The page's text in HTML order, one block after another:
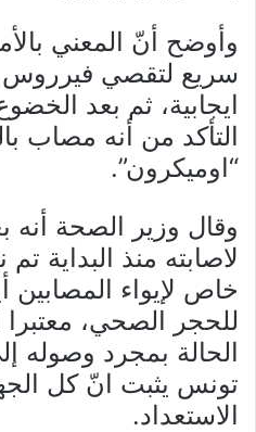
وأوضح أنّ المعني
سريع لتقصي فيرروس
ايجابية، ثم بعد
التأكد من أنه مصاب
“اوميكرون”.
وقال وزير الصحة أنه
لاصابته منذ البداية
خاص لإيواء المصابين
للحجر الصحي،
الحالة بمجرد وصوله
تونس يثبت انّ كل
الاستعداد.